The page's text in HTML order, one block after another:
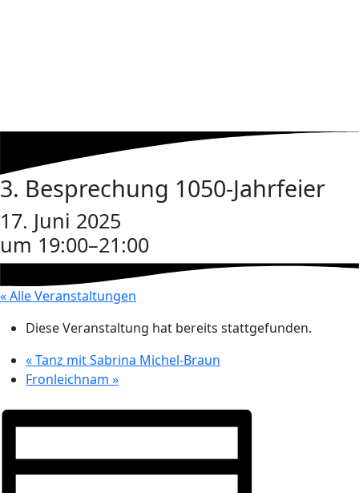
3. Besprechung 1050-Jahrfeier
17. Juni 2025
um 19:00–21:00
« Alle Veranstaltungen
Diese Veranstaltung hat bereits stattgefunden.
«Tanz mit Sabrina Michel-Braun
Fronleichnam »